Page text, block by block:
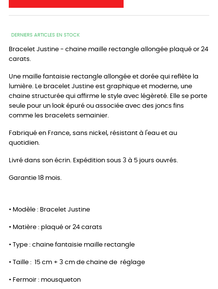
DERNIERS ARTICLES EN STOCK
Bracelet Justine - chaine maille rectangle allongée plaqué or 24
carats.
Une maille fantaisie rectangle allongée et dorée qui reflète la
lumière. Le bracelet Justine est graphique et moderne, une
chaine structurée qui affirme le style avec légèreté. Elle se porte
seule pour un look épuré ou associée avec des joncs fins
comme les bracelets semainier.
Fabriqué en France, sans nickel, résistant à l'eau et au
quotidien.
Livré dans son écrin. Expédition sous 3 à 5 jours ouvrés.
Garantie 18 mois.
• Modèle : Bracelet Justine
• Matière : plaqué or 24 carats
• Type : chaine fantaisie maille rectangle
• Taille : 15 cm + 3 cm de chaine de réglage
• Fermoir : mousqueton